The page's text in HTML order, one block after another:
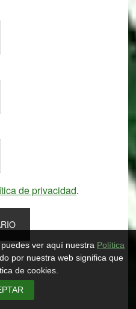
de privacidad.
ver aquí nuestra Política
por nuestra web significa que
de cookies.